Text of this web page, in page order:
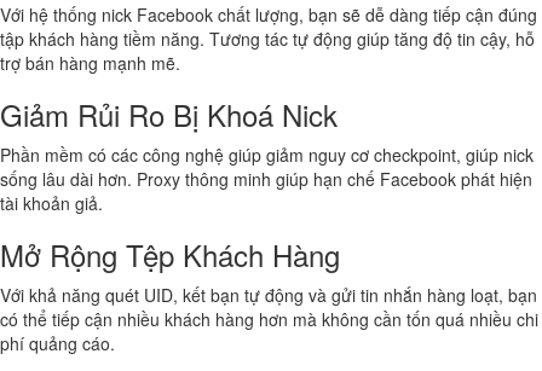
Với hệ thống nick Facebook chất lượng, bạn sẽ dễ dàng tiếp cận đúng
tập khách hàng tiềm năng. Tương tác tự động giúp tăng độ tin cậy, hỗ
trợ bán hàng mạnh mẽ.
Giảm Rủi Ro Bị Khoá Nick
Phần mềm có các công nghệ giúp giảm nguy cơ checkpoint, giúp nick
sống lâu dài hơn. Proxy thông minh giúp hạn chế Facebook phát hiện
tài khoản giả.
Mở Rộng Tệp Khách Hàng
Với khả năng quét UID, kết bạn tự động và gửi tin nhắn hàng loạt, bạn
có thể tiếp cận nhiều khách hàng hơn mà không cần tốn quá nhiều chi
phí quảng cáo.